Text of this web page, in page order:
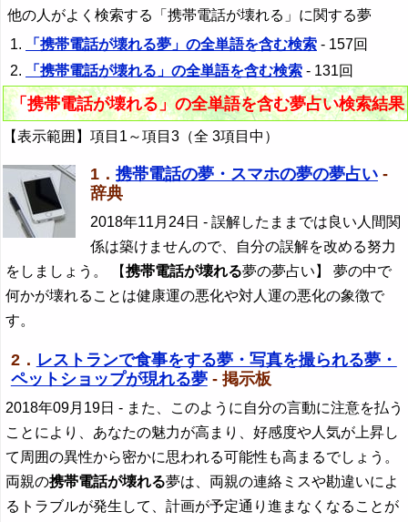
他の人がよく検索する「携帯電話が壊れる」に関する夢
「携帯電話が壊れる夢」の全単語を含む検索 - 157回
「携帯電話が壊れる」の全単語を含む検索 - 131回
「携帯電話が壊れる」の全単語を含む夢占い検索結果
【表示範囲】項目1～項目3（全 3項目中）
1． 携帯電話の夢・スマホの夢の夢占い -
辞典
2018年11月24日 - 誤解したままでは良い人間関
係は築けませんので、自分の誤解を改める努力
をしましょう。 【携帯電話が壊れる夢の夢占い】 夢の中で
何かが壊れることは健康運の悪化や対人運の悪化の象徴で
す。
2． レストランで食事をする夢・写真を撮られる夢・
ペットショップが現れる夢- 掲示板
2018年09月19日 - また、このように自分の言動に注意を払う
ことにより、あなたの魅力が高まり、好感度や人気が上昇し
て周囲の異性から密かに思われる可能性も高まるでしょう。
両親の携帯電話が壊れる夢は、両親の連絡ミスや勘違いによ
るトラブルが発生して、計画が予定通り進まなくなることが